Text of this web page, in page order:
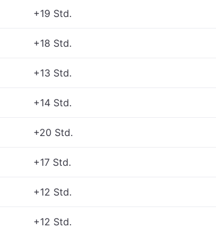
+19 Std.
+18 Std.
+13 Std.
+14 Std.
+20 Std.
+17 Std.
+12 Std.
+12 Std.